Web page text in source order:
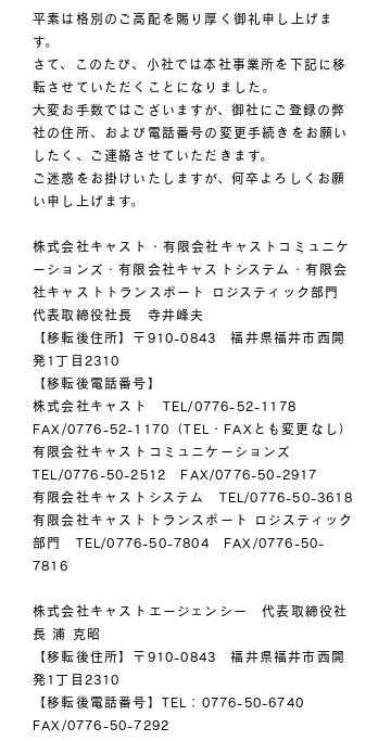
平素は格別のご高配を賜り厚く御礼申し上げま
す。
さて、このたび、小社では本社事業所を下記に移
転させていただくことになりました。
大変お手数ではございますが、御社にご登録の弊
社の住所、および電話番号の変更手続きをお願い
したく、ご連絡させていただきます。
ご迷惑をお掛けいたしますが、何卒よろしくお願
い申し上げます。
株式会社キャスト・有限会社キャストコミュニケ
ーションズ・有限会社キャストシステム・有限会
社キャストトランスポート ロジスティック部門
代表取締役社長 寺井峰夫
【移転後住所】〒910-0843 福井県福井市西開
発1丁目2310
【移転後電話番号】
株式会社キャスト TEL/0776-52-1178
FAX/0776-52-1170（TEL・FAXとも変更なし）
有限会社キャストコミュニケーションズ
TEL/0776-50-2512 FAX/0776-50-2917
有限会社キャストシステム TEL/0776-50-3618
有限会社キャストトランスポート ロジスティック
部門 TEL/0776-50-7804 FAX/0776-50-
7816
株式会社キャストエージェンシー 代表取締役社
長 浦 克昭
【移転後住所】〒910-0843 福井県福井市西開
発1丁目2310
【移転後電話番号】TEL：0776-50-6740
FAX/0776-50-7292